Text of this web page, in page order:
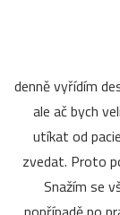
denně vyřídím
ale ač bych
utíkat od
zvedat. Proto
Snažím se